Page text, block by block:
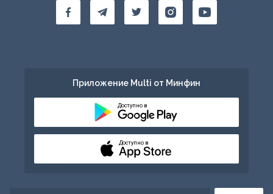
Приложение Multi от Минфин
Доступно в
Доступно в